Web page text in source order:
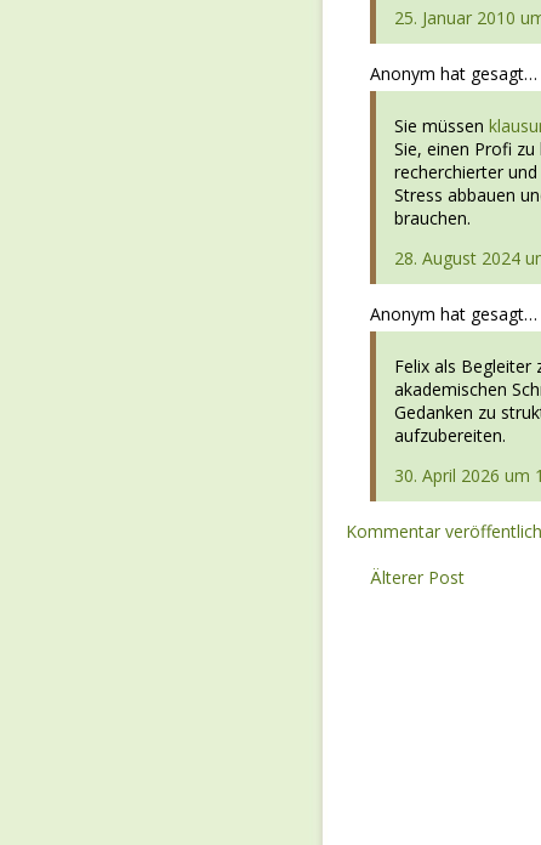
25. Januar 2010
Anonym hat gesagt…
Sie müssen
Sie, einen Profi
recherchierter
Stress abbauen
brauchen.
28. August 2024
Anonym hat gesagt…
Felix als Begleiter
akademischen
Gedanken zu
aufzubereiten.
30. April 2026 um
Kommentar
Älterer Post